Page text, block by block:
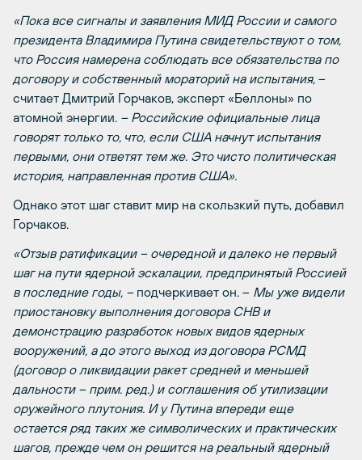
«Пока все сигналы и заявления МИД России и самого
президента Владимира Путина свидетельствуют о том,
что Россия намерена соблюдать все обязательства по
договору и собственный мораторий на испытания, –
считает Дмитрий Горчаков, эксперт «Беллоны» по
атомной энергии. – Российские официальные лица
говорят только то, что, если США начнут испытания
первыми, они ответят тем же. Это чисто политическая
история, направленная против США».
Однако этот шаг ставит мир на скользкий путь, добавил
Горчаков.
«Отзыв ратификации – очередной и далеко не первый
шаг на пути ядерной эскалации, предпринятый Россией
в последние годы, –подчеркивает он. – Мы уже видели
приостановку выполнения договора СНВ и
демонстрацию разработок новых видов ядерных
вооружений, а до этого выход из договора РСМД
(договор о ликвидации ракет средней и меньшей
дальности – прим. ред.) и соглашения об утилизации
оружейного плутония. И у Путина впереди еще
остается ряд таких же символических и практических
шагов, прежде чем он решится на реальный ядерный